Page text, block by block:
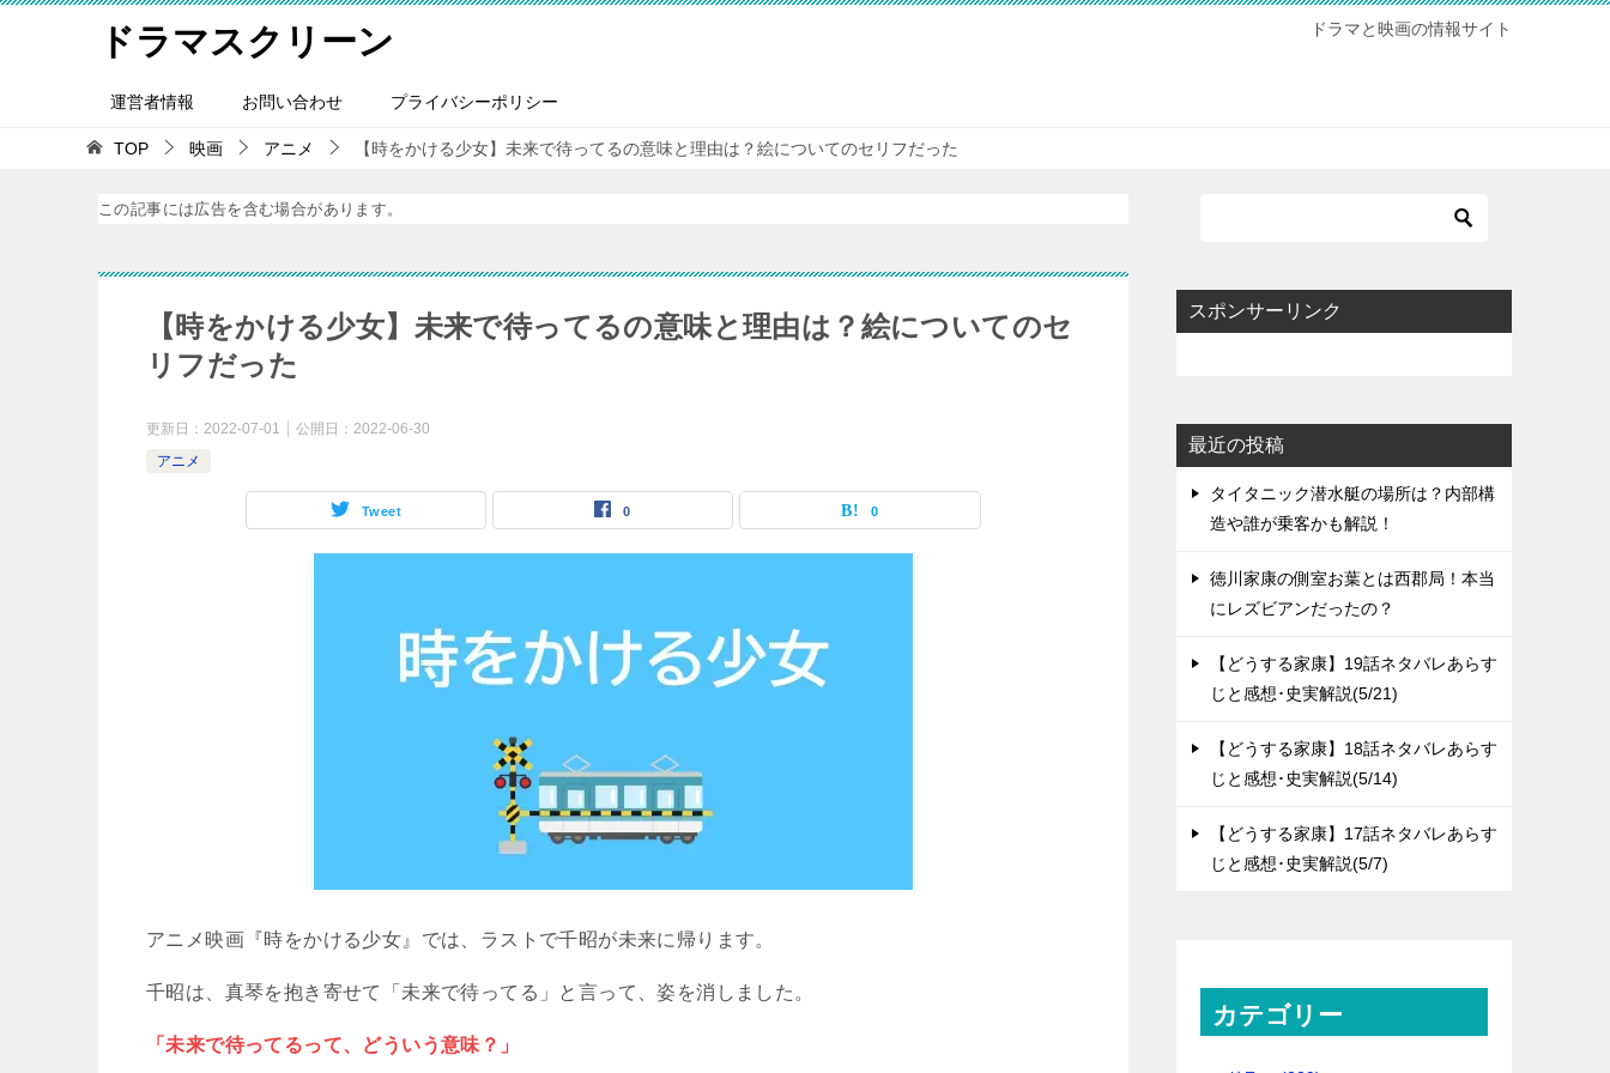
ドラマスクリーン ドラマと映画の情報サイト
運営者情報 お問い合わせ プライバシーポリシー
TOP 映画 アニメ 【時をかける少女】未来で待ってるの意味と理由は？絵についてのセリフだった
この記事には広告を含む場合があります。
【時をかける少女】未来で待ってるの意味と理由は？絵についてのセ
リフだった
更新日： 2022-07-01 公開日： 2022-06-30
アニメ
Tweet 0 0
アニメ映画『時をかける少女』では、ラストで千昭が未来に帰ります。
千昭は、真琴を抱き寄せて「未来で待ってる」と言って、姿を消しました。
「未来で待ってるって、どういう意味？」
スポンサーリンク
最近の投稿
タイタニック潜水艇の場所は？内部構
造や誰が乗客かも解説！
徳川家康の側室お葉とは西郡局！本当
にレズビアンだったの？
【どうする家康】19話ネタバレあらす
じと感想･史実解説(5/21)
【どうする家康】18話ネタバレあらす
じと感想･史実解説(5/14)
【どうする家康】17話ネタバレあらす
じと感想･史実解説(5/7)
カテゴリー